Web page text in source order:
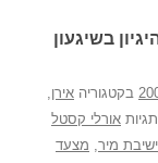
בשיגעון
בקטגוריה אירן
אורלי קסטל
ישיבת מיר מצעד